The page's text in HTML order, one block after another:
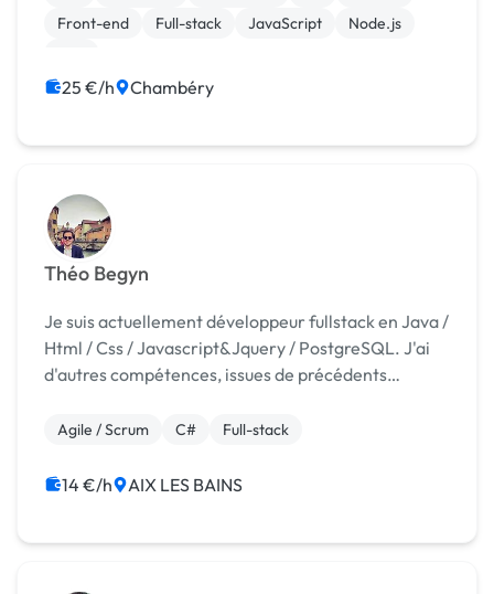
souhaite à terme, ...
Front-end
Full-stack JavaScript
Node.js
25 €/h Chambéry
Théo Begyn
Je suis actuellement développeur fullstack en Java /
Html / Css / Javascript&Jquery / PostgreSQL. J'ai
d'autres compétences, issues de précédents
déja touché a de l'Oracle, et du SQL server ...
Agile / Scrum C# Full-stack
14 €/h AIX LES BAINS